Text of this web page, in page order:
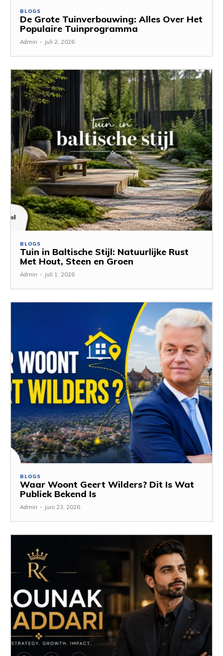
BLOGS
De Grote Tuinverbouwing: Alles Over Het
Populaire Tuinprogramma
Admin - juli 2, 2026
BLOGS
Tuin in Baltische Stijl: Natuurlijke Rust
Met Hout, Steen en Groen
Admin - juli 1, 2026
BLOGS
Waar Woont Geert Wilders? Dit Is Wat
Publiek Bekend Is
Admin - juni 23, 2026